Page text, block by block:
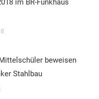
im BR-Funkhaus
beweisen
Stahlbau